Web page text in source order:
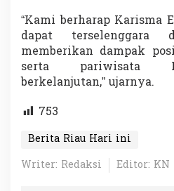
“Kami berharap Karisma
dapat terselenggara
memberikan dampak
serta pariwisata
berkelanjutan,” ujarnya.
753
Berita Riau Hari ini
Writer: Redaksi
Editor: KN